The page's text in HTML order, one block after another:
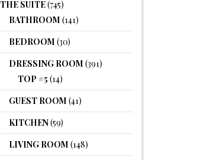
THE SUITE(745)
BATHROOM (141)
BEDROOM (30)
DRESSING ROOM (391)
TOP #5 (14)
GUEST ROOM (41)
KITCHEN(59)
LIVING ROOM (148)